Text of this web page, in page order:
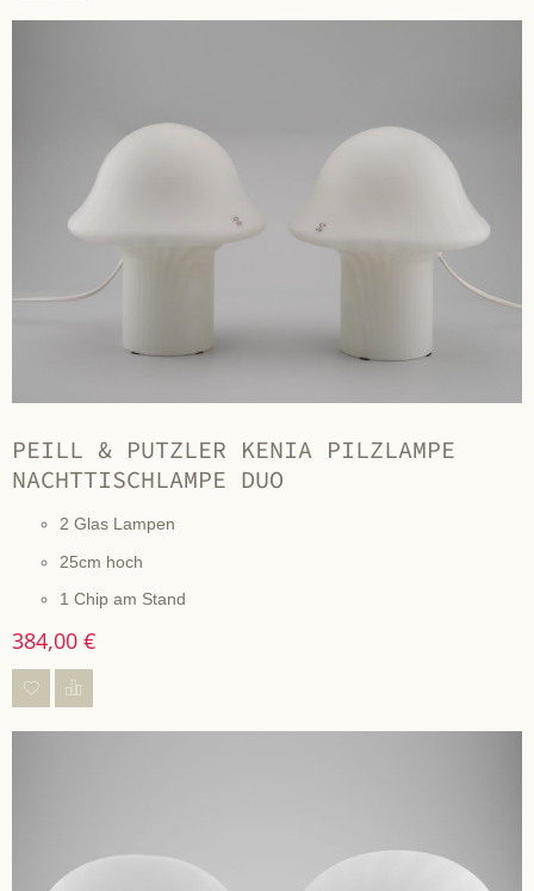
PEILL & PUTZLER KENIA PILZLAMPE
NACHTTISCHLAMPE DUO
2 Glas Lampen
25cm hoch
1 Chip am Stand
384,00 €